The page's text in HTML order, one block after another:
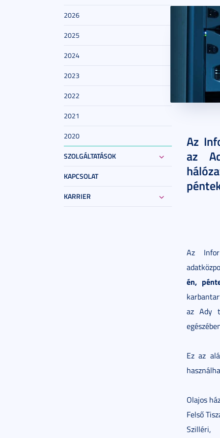
2026
2025
2024
2023
2022
2021
2020
SZOLGÁLTATÁSOK
KAPCSOLAT
KARRIER
Az
az
Az
én,
az Ady
Ez az
Olajos
Felső
Szilléri,